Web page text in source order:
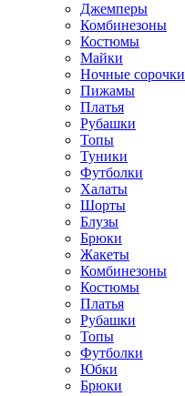
Джемперы
Комбинезоны
Костюмы
Майки
Ночные сорочки
Пижамы
Платья
Рубашки
Топы
Туники
Футболки
Халаты
Шорты
Блузы
Брюки
Жакеты
Комбинезоны
Костюмы
Платья
Рубашки
Топы
Футболки
Юбки
Брюки